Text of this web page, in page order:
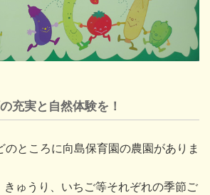
充実と自然体験を！
ところに向島保育園の農園がありま
きゅうり、いちご等それぞれの季節ご